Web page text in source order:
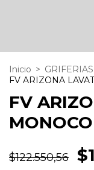
Inicio > GRIFERIAS
FV ARIZONA
FV
$122.550,56